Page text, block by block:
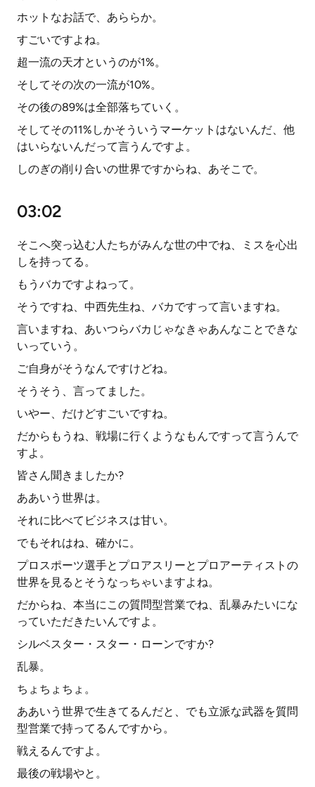
ホットなお話で、あららか。
すごいですよね。
超一流の天才というのが1%。
そしてその次の一流が10%。
その後の89%は全部落ちていく。
そしてその11%しかそういうマーケットはないんだ、他
はいらないんだって言うんですよ。
しのぎの削り合いの世界ですからね、あそこで。
03:02
そこへ突っ込む人たちがみんな世の中でね、ミスを心出
しを持ってる。
もうバカですよねって。
そうですね、中西先生ね、バカですって言いますね。
言いますね、あいつらバカじゃなきゃあんなことできな
いっていう。
ご自身がそうなんですけどね。
そうそう、言ってました。
いやー、だけどすごいですね。
だからもうね、戦場に行くようなもんですって言うんで
すよ。
皆さん聞きましたか?
ああいう世界は。
それに比べてビジネスは甘い。
でもそれはね、確かに。
プロスポーツ選手とプロアスリーとプロアーティストの
世界を見るとそうなっちゃいますよね。
だからね、本当にこの質問型営業でね、乱暴みたいにな
っていただきたいんですよ。
シルベスター・スター・ローンですか?
乱暴。
ちょちょちょ。
ああいう世界で生きてるんだと、でも立派な武器を質問
型営業で持ってるんですから。
戦えるんですよ。
最後の戦場やと。